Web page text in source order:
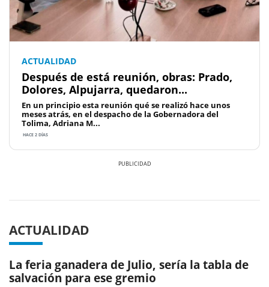
ACTUALIDAD
Después de está reunión, obras: Prado,
Dolores, Alpujarra, quedaron...
En un principio esta reunión qué se realizó hace unos
meses atrás, en el despacho de la Gobernadora del
Tolima, Adriana M...
HACE 2 DÍAS
ACTUALIDAD
La feria ganadera de Julio, sería la tabla de
salvación para ese gremio